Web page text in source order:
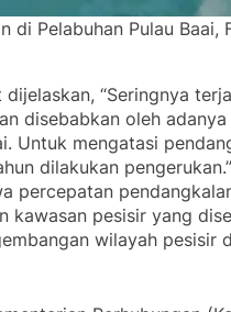
di Pelabuhan Pulau Baai,
“Seringnya
disebabkan oleh
Untuk mengatasi
dilakukan
percepatan
kawasan pesisir yang
wilayah pesisir